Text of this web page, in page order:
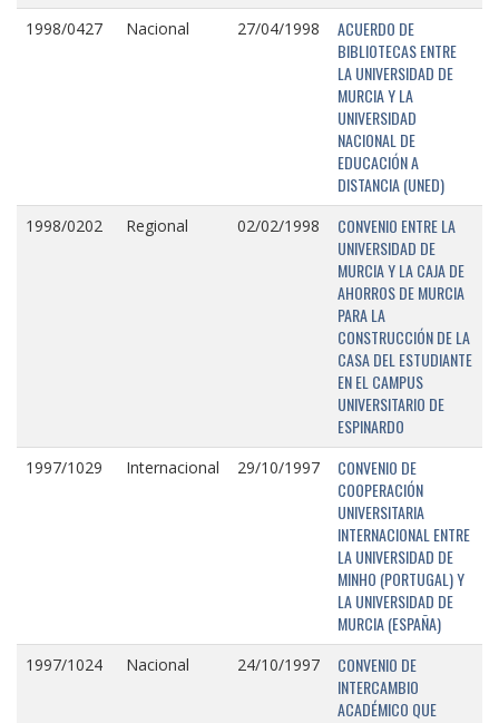
1998/0427 Nacional 27/04/1998
ACUERDO DE
BIBLIOTECAS ENTRE
LA UNIVERSIDAD DE
MURCIA Y LA
UNIVERSIDAD
NACIONAL DE
EDUCACIÓN A
DISTANCIA (UNED)
1998/0202 Regional 02/02/1998
CONVENIO ENTRE LA
UNIVERSIDAD DE
MURCIA Y LA CAJA DE
AHORROS DE MURCIA
PARA LA
CONSTRUCCIÓN DE LA
CASA DEL ESTUDIANTE
EN EL CAMPUS
UNIVERSITARIO DE
ESPINARDO
1997/1029 Internacional 29/10/1997
CONVENIO DE
COOPERACIÓN
UNIVERSITARIA
INTERNACIONAL ENTRE
LA UNIVERSIDAD DE
MINHO (PORTUGAL) Y
LA UNIVERSIDAD DE
MURCIA (ESPAÑA)
1997/1024 Nacional 24/10/1997
CONVENIO DE
INTERCAMBIO
ACADÉMICO QUE